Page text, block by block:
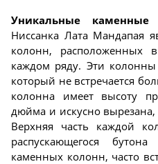
Уникальные
Ниссанка Лата Мандапая
колонн,
каждом ряду. Эти
который не встречается
колонна имеет высоту
дюйма и искусно вырезана,
Верхняя часть каждой
распускающегося
каменных колонн, часто